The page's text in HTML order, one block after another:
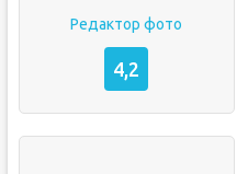
Редактор фото
4,2